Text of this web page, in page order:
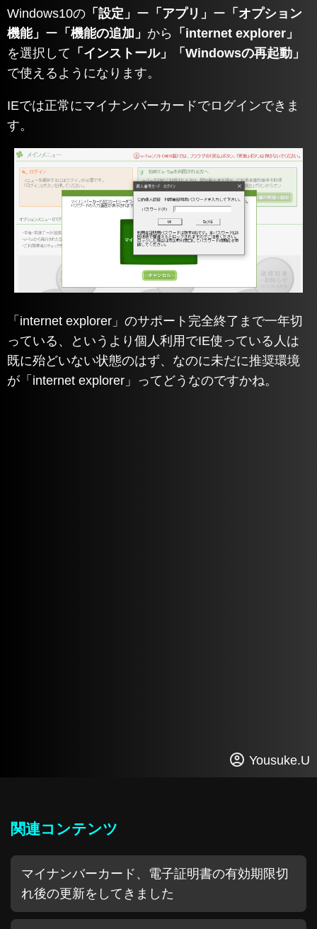
Windows10の 「設定」 ー 「アプリ」 ー 「オプション
機能」 ー 「機能の追加」 から
「internet explorer」
を選択して 「インストール」「Windowsの再起動」
で使えるようになります。
IEでは正常にマイナンバーカードでログインできま
す。
「internet explorer」のサポート完全終了まで一年切
っている、というより個人利用でIE使っている人は
既に殆どいない状態のはず、なのに未だに推奨環境
が「internet explorer」ってどうなのですかね。
Yousuke.U
関連コンテンツ
マイナンバーカード、電子証明書の有効期限切
れ後の更新をしてきました